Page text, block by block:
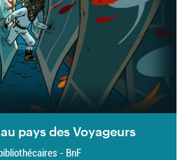
pays des Voyageurs
- BnF